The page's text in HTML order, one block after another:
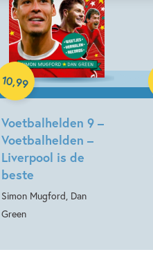
Voetbalhelden 9 –
Voetbalhelden –
Liverpool is de
beste
Simon Mugford, Dan
Green
10,99
Hardcover